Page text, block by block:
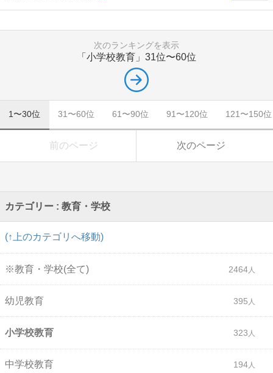
次のランキングを表示
「小学校教育」 31位〜60位
1〜30位 31〜60位 61〜90位 91〜120位 121〜150位
前のページ 次のページ
カテゴリー : 教育・学校
(↑上のカテゴリへ移動)
※教育・学校(全て) 2464
幼児教育 395
小学校教育 323
中学校教育 194